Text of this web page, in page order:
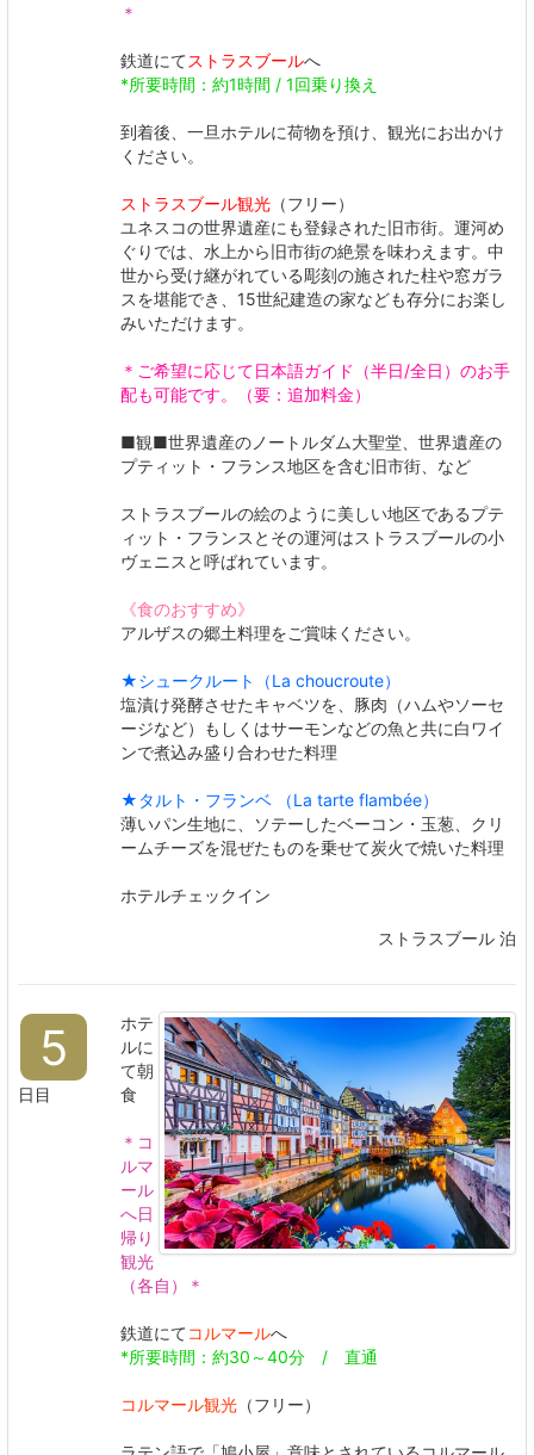
＊
鉄道にてストラスブールへ
*所要時間：約1時間 / 1回乗り換え
到着後、一旦ホテルに荷物を預け、観光にお出かけ
ください。
ストラスブール観光 （フリー）
ユネスコの世界遺産にも登録された旧市街。運河め
ぐりでは、水上から旧市街の絶景を味わえます。中
世から受け継がれている彫刻の施された柱や窓ガラ
スを堪能でき、15世紀建造の家なども存分にお楽し
みいただけます。
＊ご希望に応じて日本語ガイド（半日/全日）のお手
配も可能です。（要：追加料金）
■観■世界遺産のノートルダム大聖堂、世界遺産の
プティット・フランス地区を含む旧市街、など
ストラスブールの絵のように美しい地区であるプテ
ィット・フランスとその運河はストラスブールの小
ヴェニスと呼ばれています。
《食のおすすめ》
アルザスの郷土料理をご賞味ください。
★シュークルート（La choucroute）
塩漬け発酵させたキャベツを、豚肉（ハムやソーセ
ージなど）もしくはサーモンなどの魚と共に白ワイ
ンで煮込み盛り合わせた料理
★タルト・フランベ （La tarte flambée）
薄いパン生地に、ソテーしたベーコン・玉葱、クリ
ームチーズを混ぜたものを乗せて炭火で焼いた料理
ホテルチェックイン
ストラスブール 泊
5
日目
ホテ
ルに
て朝
食
＊コ
ルマ
ール
へ日
帰り
観光
（各自）＊
鉄道にてコルマールへ
*所要時間：約30～40分 / 直通
コルマール観光 （フリー）